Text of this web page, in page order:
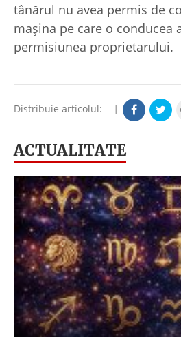
tânărul nu avea permis de
mașina pe care o conducea
permisiunea proprietarului.
Distribuie articolul: |
ACTUALITATE